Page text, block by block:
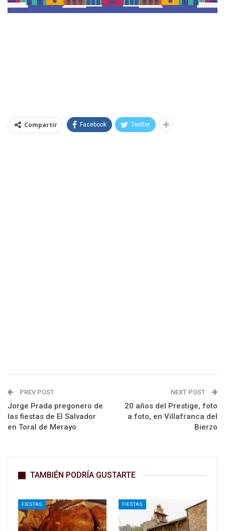
Compartir Facebook Twitter
PREV POST
Jorge Prada pregonero de
las fiestas de El Salvador
en Toral de Merayo
NEXT POST
20 años del Prestige, foto
a foto, en Villafranca del
Bierzo
TAMBIÉN PODRÍA GUSTARTE
FIESTAS FIESTAS